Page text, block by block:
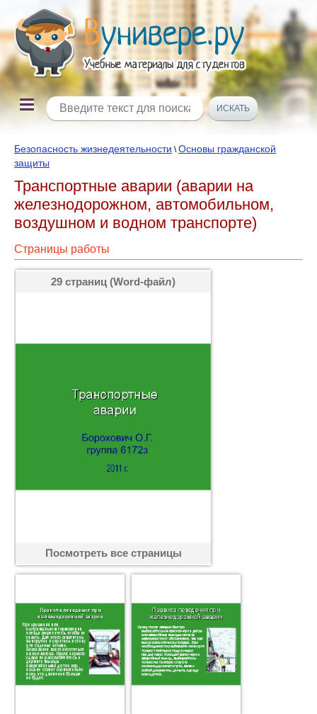
Безопасность жизнедеятельности \Основы гражданской
защиты
Транспортные аварии (аварии на
железнодорожном, автомобильном,
воздушном и водном транспорте)
Страницы работы
29 страниц (Word-файл)
Посмотреть все страницы